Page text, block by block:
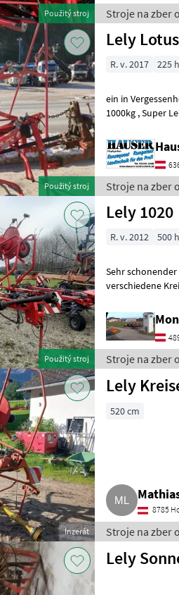
Použitý stroj Stroje na zber
Použitý stroj
Lely
R. v. 2017 225 h
ein in Vergessenheit
1000kg , Super Lely Heuzinken einfach eine einzigartige Maschine,
Stroje na zber
Použitý stroj
Lely 1020
R. v. 2012 500 h
Sehr schonender
verschiedene
Stroje na zber
Inzerát
Lely
520 cm
8785
Stroje na zber
Lely